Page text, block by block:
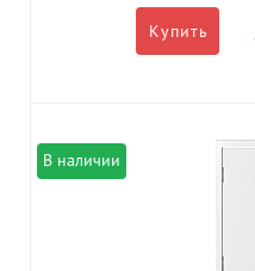
Купить
В наличии